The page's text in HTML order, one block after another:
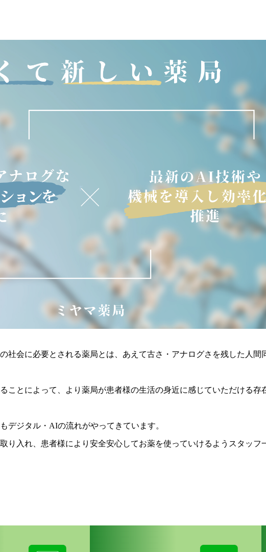
社会に必要とされる薬局とは、あえて古さ・アナログさを残した人間
ことによって、より薬局が患者様の生活の身近に感じていただける存
デジタル・AIの流れがやってきています。
り入れ、患者様により安全安心してお薬を使っていけるようスタッフ